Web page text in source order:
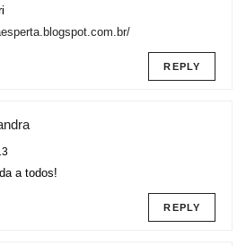
REPLY
a todos!
REPLY